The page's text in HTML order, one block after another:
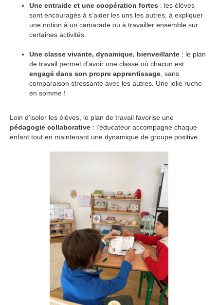
Une entraide et une coopération fortes : les élèves
sont encouragés à s’aider les uns les autres, à expliquer
une notion à un camarade ou à travailler ensemble sur
certaines activités.
Une classe vivante, dynamique, bienveillante : le plan
de travail permet d’avoir une classe où chacun est
engagé dans son propre apprentissage , sans
comparaison stressante avec les autres. Une jolie ruche
en somme !
Loin d’isoler les élèves, le plan de travail favorise une
pédagogie collaborative : l’éducateur accompagne chaque
enfant tout en maintenant une dynamique de groupe positive.